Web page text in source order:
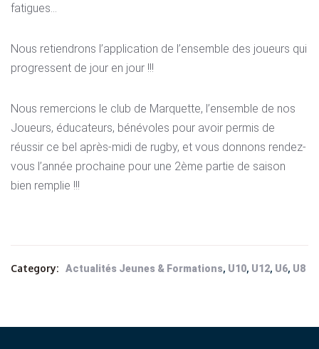
fatigues…
Nous retiendrons l’application de l’ensemble des joueurs qui
progressent de jour en jour !!!
Nous remercions le club de Marquette, l’ensemble de nos
Joueurs, éducateurs, bénévoles pour avoir permis de
réussir ce bel après-midi de rugby, et vous donnons rendez-
vous l’année prochaine pour une 2ème partie de saison
bien remplie !!!
Category: Actualités Jeunes & Formations, U10, U12, U6, U8